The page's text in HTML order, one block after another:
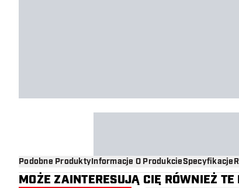
Podobne ProduktyInformacje O ProdukcieSpecyfikacje
MOŻE ZAINTERESUJĄ CIĘ RÓWNIEŻ TE